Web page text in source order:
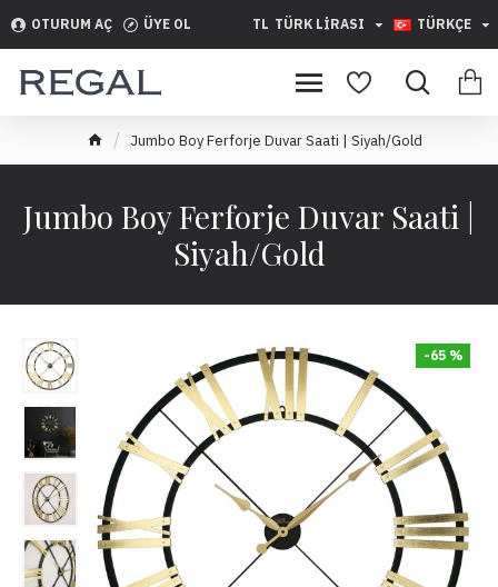
OTURUM AÇ ÜYE OL TL TÜRK LIRASI TÜRKÇE
Jumbo Boy Ferforje Duvar Saati | Siyah/Gold
Jumbo Boy Ferforje Duvar Saati |
Siyah/Gold
-65 %